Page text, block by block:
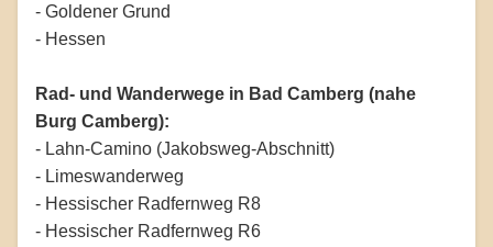
- Goldener Grund
- Hessen
Rad- und Wanderwege in Bad Camberg (nahe
Burg Camberg):
- Lahn-Camino (Jakobsweg-Abschnitt)
- Limeswanderweg
- Hessischer Radfernweg R8
- Hessischer Radfernweg R6